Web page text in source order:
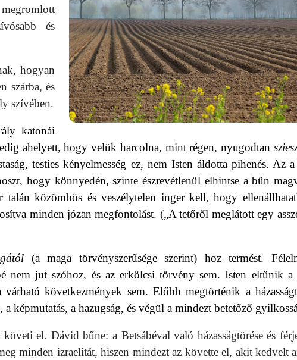
és
hogyan
szárba, és
szívében.
katonái
ahelyett, hogy velük harcolna, mint régen, nyugodtan
testies kényelmesség ez, nem Isten áldotta pihenés. Az
hogy könnyedén, szinte észrevétlenül elhintse a bűn
talán közömbös és veszélytelen inger kell, hogy
minden józan megfontolást. („A tetőről meglátott egy
(a maga törvényszerűsége szerint) hoz termést.
nem jut szóhoz, és az erkölcsi törvény sem. Isten eltűnik a
következmények sem. Előbb megtörténik a
képmutatás, a hazugság, és végül a mindezt betetőző
el. Dávid bűne: a Betsábéval való házasságtörése és
minden izraelitát, hiszen mindezt az követte el, akit kedvelt